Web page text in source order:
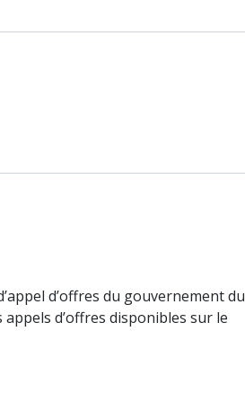
d’offres du gouvernement du
d’offres disponibles sur le